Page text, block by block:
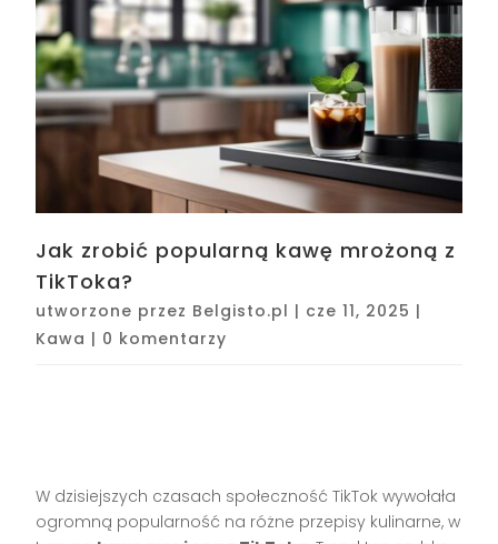
Jak zrobić popularną kawę mrożoną z
TikToka?
utworzone przez Belgisto.pl | cze 11, 2025 |
Kawa | 0 komentarzy
W dzisiejszych czasach społeczność TikTok wywołała
ogromną popularność na różne przepisy kulinarne, w